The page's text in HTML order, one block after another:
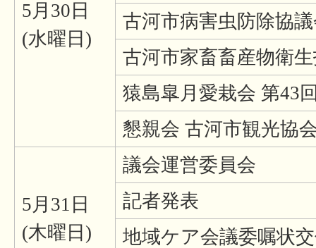
5月30日
(水曜日)
古河市病害虫防除協
古河市家畜畜産物衛
猿島皐月愛栽会 第43
懇親会 古河市観光協
5月31日
(木曜日)
議会運営委員会
記者発表
地域ケア会議委嘱状